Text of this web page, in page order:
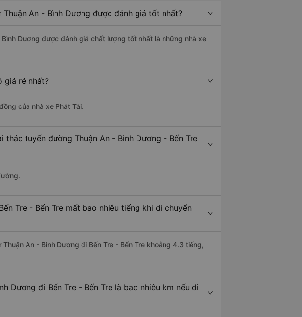
Thuận An - Bình Dương được đánh giá tốt nhất?
Dương được đánh giá chất lượng tốt nhất là những nhà xe
giá rẻ nhất?
của nhà xe Phát Tài.
thác tuyến đường Thuận An - Bình Dương - Bến Tre
Tre - Bến Tre mất bao nhiêu tiếng khi di chuyển
An - Bình Dương đi Bến Tre - Bến Tre khoảng 4.3 tiếng,
Dương đi Bến Tre - Bến Tre là bao nhiêu km nếu di